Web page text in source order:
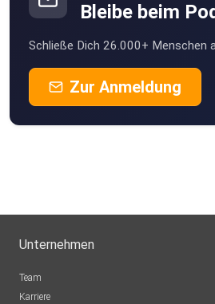
Bleibe beim
Schließe Dich 26.000+ Menschen
Zur Anmeldung
Unternehmen
Team
Karriere